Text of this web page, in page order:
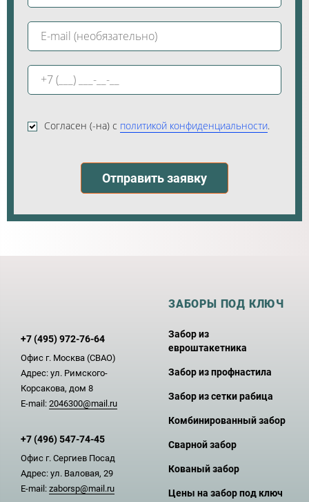
Согласен (-на) с политикой конфиденциальности.
Отправить заявку
+7 (495) 972-76-64
Офис г. Москва (СВАО)
Адрес: ул. Римского-
Корсакова, дом 8
E-mail: 2046300@mail.ru
+7 (496) 547-74-45
Офис г. Сергиев Посад
Адрес: ул. Валовая, 29
E-mail: zaborsp@mail.ru
ЗАБОРЫ ПОД КЛЮЧ
Забор из
евроштакетника
Забор из профнастила
Забор из сетки рабица
Комбинированный забор
Сварной забор
Кованый забор
Цены на забор под ключ